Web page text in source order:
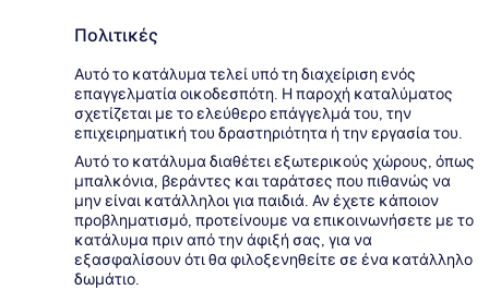
Πολιτικές
Αυτό το κατάλυμα τελεί υπό τη διαχείριση ενός
επαγγελματία οικοδεσπότη. Η παροχή καταλύματος
σχετίζεται με το ελεύθερο επάγγελμά του, την
επιχειρηματική του δραστηριότητα ή την εργασία του.
Αυτό το κατάλυμα διαθέτει εξωτερικούς χώρους, όπως
μπαλκόνια, βεράντες και ταράτσες που πιθανώς να
μην είναι κατάλληλοι για παιδιά. Αν έχετε κάποιον
προβληματισμό, προτείνουμε να επικοινωνήσετε με το
κατάλυμα πριν από την άφιξή σας, για να
εξασφαλίσουν ότι θα φιλοξενηθείτε σε ένα κατάλληλο
δωμάτιο.